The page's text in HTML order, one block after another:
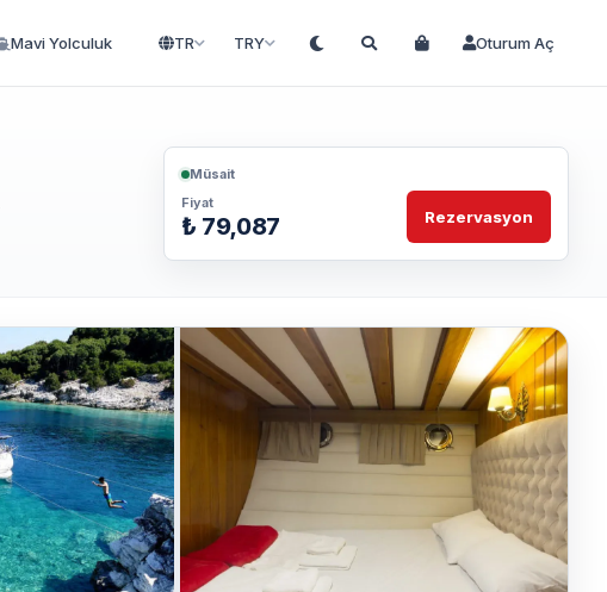
Mavi Yolculuk TR TRY Oturum Aç
Müsait
Fiyat
₺ 79,087 Rezervasyon